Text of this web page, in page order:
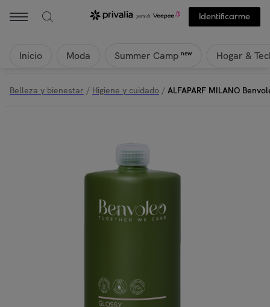
Identificarme
Inicio Moda Summer Camp new Hogar &
Belleza y bienestar / Higiene y cuidado / ALFAPARF MILANO